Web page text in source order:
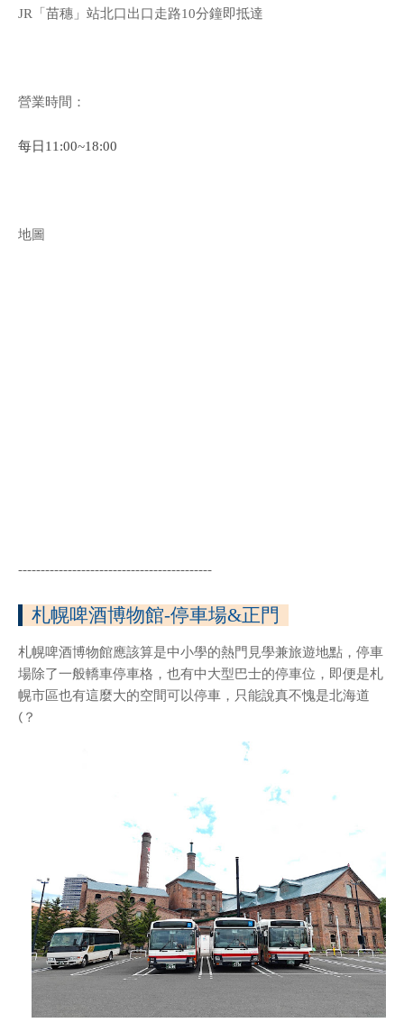
JR「苗穗」站北口出口走路10分鐘即抵達
營業時間：
每日11:00~18:00
地圖
-------------------------------------------
札幌啤酒博物館-停車場&正門
札幌啤酒博物館應該算是中小學的熱門見學兼旅遊地點，停車
場除了一般轎車停車格，也有中大型巴士的停車位，即便是札
幌市區也有這麼大的空間可以停車，只能說真不愧是北海道
(？